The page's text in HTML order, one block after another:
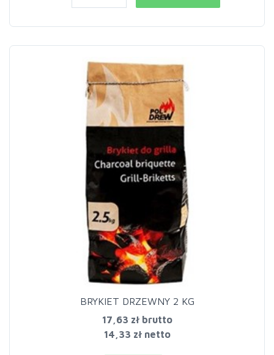
BRYKIET DRZEWNY 2 KG
17,63 złbrutto
14,33 zł netto